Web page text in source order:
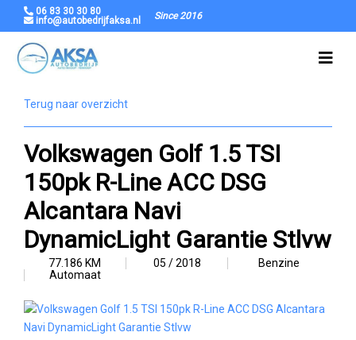
06 83 30 30 80
info@autobedrijfaksa.nl
Since 2016
Terug naar overzicht
Volkswagen Golf 1.5 TSI
150pk R-Line ACC DSG
Alcantara Navi
DynamicLight Garantie Stlvw
77.186 KM 05 / 2018
Benzine
Automaat